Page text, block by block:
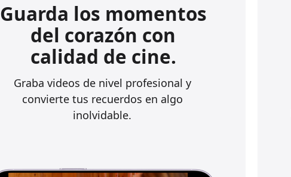
Guarda los momentos
del corazón con
calidad de cine.
Graba videos de nivel profesional y
convierte tus recuerdos en algo
inolvidable.